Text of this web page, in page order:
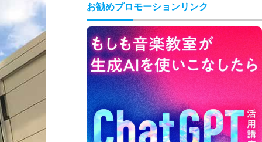
お勧めプロモーションリンク